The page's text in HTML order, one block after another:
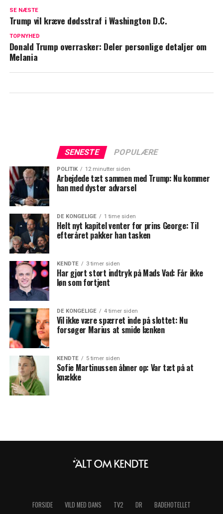
Roberts: 'Vil væmme sig'
Her er hendes ord
SE NÆSTE
Trump vil kræve dødsstraf i Washington D.C.
TOPNYHED
Donald Trump overrasker: Deler personlige detaljer om
Melania
SENESTE POPULÆRE
POLITIK 12 minutter siden
Arbejdede tæt sammen med Trump: Nu kommer
han med dyster advarsel
DE KONGELIGE 1 time siden
Helt nyt kapitel venter for prins George: Til
efteråret pakker han tasken
KENDTE 3 timer siden
Har gjort stort indtryk på Mads Vad: Får ikke
løn som fortjent
DE KONGELIGE 4 timer siden
Vil ikke være spærret inde på slottet: Nu
forsøger Marius at smide lænken
KENDTE 5 timer siden
Sofie Martinussen åbner op: Var tæt på at
knække
FORSIDE VILD MED DANS TV2 DR
BADEHOTELLET